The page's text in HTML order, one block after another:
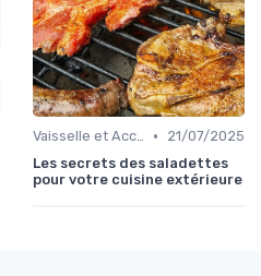
Vaisselle et Accessoires pour Manger en Extérieur •
21/07/2025
Les secrets des saladettes
pour votre cuisine extérieure